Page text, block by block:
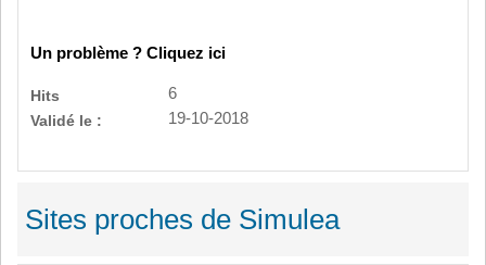
Un problème ? Cliquez ici
Hits
6
Validé le :
19-10-2018
Sites proches de Simulea